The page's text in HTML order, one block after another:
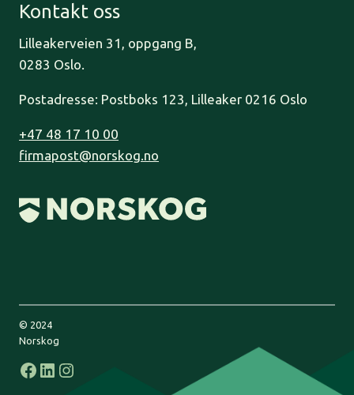
Kontakt oss
Lilleakerveien 31, oppgang B,
0283 Oslo.
Postadresse: Postboks 123, Lilleaker 0216 Oslo
+47 48 17 10 00
firmapost@norskog.no
© 2024
Norskog
Facebook
LinkedIn
Instagram